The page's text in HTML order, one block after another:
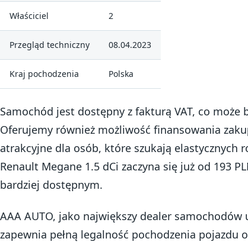
Właściciel 2
Przegląd techniczny 08.04.2023
Kraj pochodzenia Polska
Samochód jest dostępny z fakturą VAT, co
Oferujemy również możliwość finansowania
atrakcyjne dla osób, które szukają elastycznych
Renault Megane 1.5 dCi zaczyna się już od 193
bardziej dostępnym.
AAA AUTO, jako największy dealer
zapewnia pełną legalność pochodzenia pojazdu